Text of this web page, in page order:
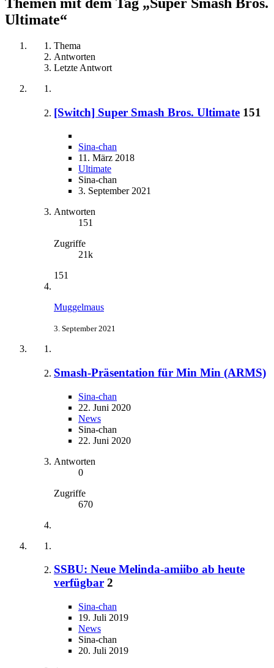
Ultimate“
Thema
Antworten
Letzte Antwort
[Switch] Super Smash Bros. Ultimate 151
Sina-chan
11. März 2018
Ultimate
Sina-chan
3. September 2021
Antworten
151
Zugriffe
21k
151
Muggelmaus
3. September 2021
Smash-Präsentation für Min Min (ARMS)
Sina-chan
22. Juni 2020
News
Sina-chan
22. Juni 2020
Antworten
0
Zugriffe
670
SSBU: Neue Melinda-amiibo ab heute
verfügbar 2
Sina-chan
19. Juli 2019
News
Sina-chan
20. Juli 2019